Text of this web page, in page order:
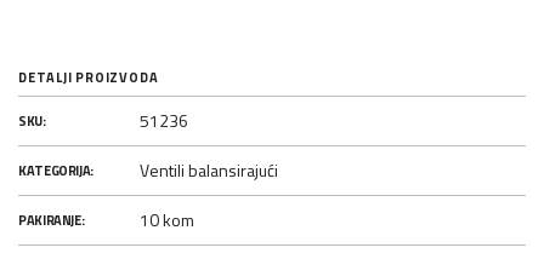
DETALJI PROIZVODA
SKU: 51236
KATEGORIJA: Ventili balansirajući
PAKIRANJE: 10 kom